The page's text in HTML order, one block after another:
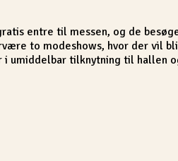
entre til messen, og de
to modeshows, hvor der vil
i umiddelbar tilknytning til hallen